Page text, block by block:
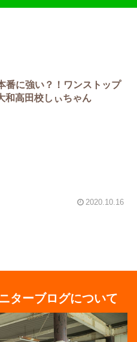
番に強い？！ワンストップ
和高田校しぃちゃん
2020.10.16
ターブログについて